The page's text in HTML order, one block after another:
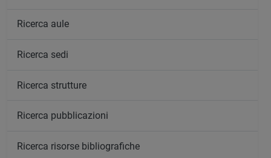
Ricerca aule
Ricerca sedi
Ricerca strutture
Ricerca pubblicazioni
Ricerca risorse bibliografiche